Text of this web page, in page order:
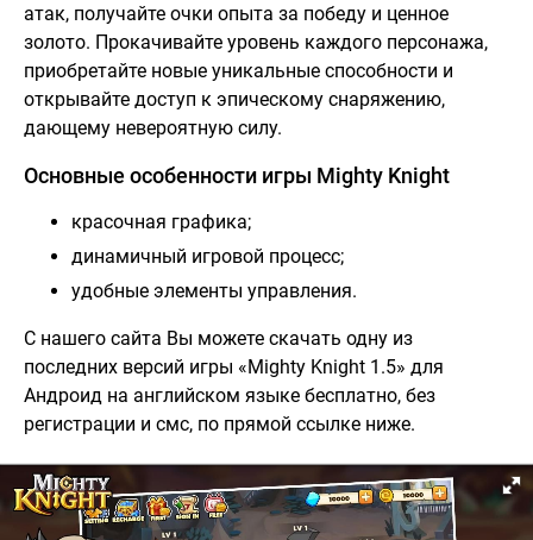
атак, получайте очки опыта за победу и ценное
золото. Прокачивайте уровень каждого персонажа,
приобретайте новые уникальные способности и
открывайте доступ к эпическому снаряжению,
дающему невероятную силу.
Основные особенности игры Mighty Knight
красочная графика;
динамичный игровой процесс;
удобные элементы управления.
С нашего сайта Вы можете скачать одну из
последних версий игры «Mighty Knight 1.5» для
Андроид на английском языке бесплатно, без
регистрации и смс, по прямой ссылке ниже.